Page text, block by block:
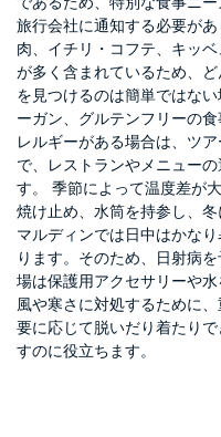
旅行会社に通知する必要が
肉、イチリ・コフテ、キッ
が多く含まれているため、
を見つけるのは簡単ではな
ーガン、グルテンフリーの
レルギーがある場合は、ツ
で、レストランやメニュー
す。 季節によって温度差が
焼け止め、水筒を持参し、
マルディンでは日中はかな
ります。そのため、日射病
場は保護用アクセサリーや
風や寒さに対処するために
要に応じて脱いだり着たり
すのに役立ちます。